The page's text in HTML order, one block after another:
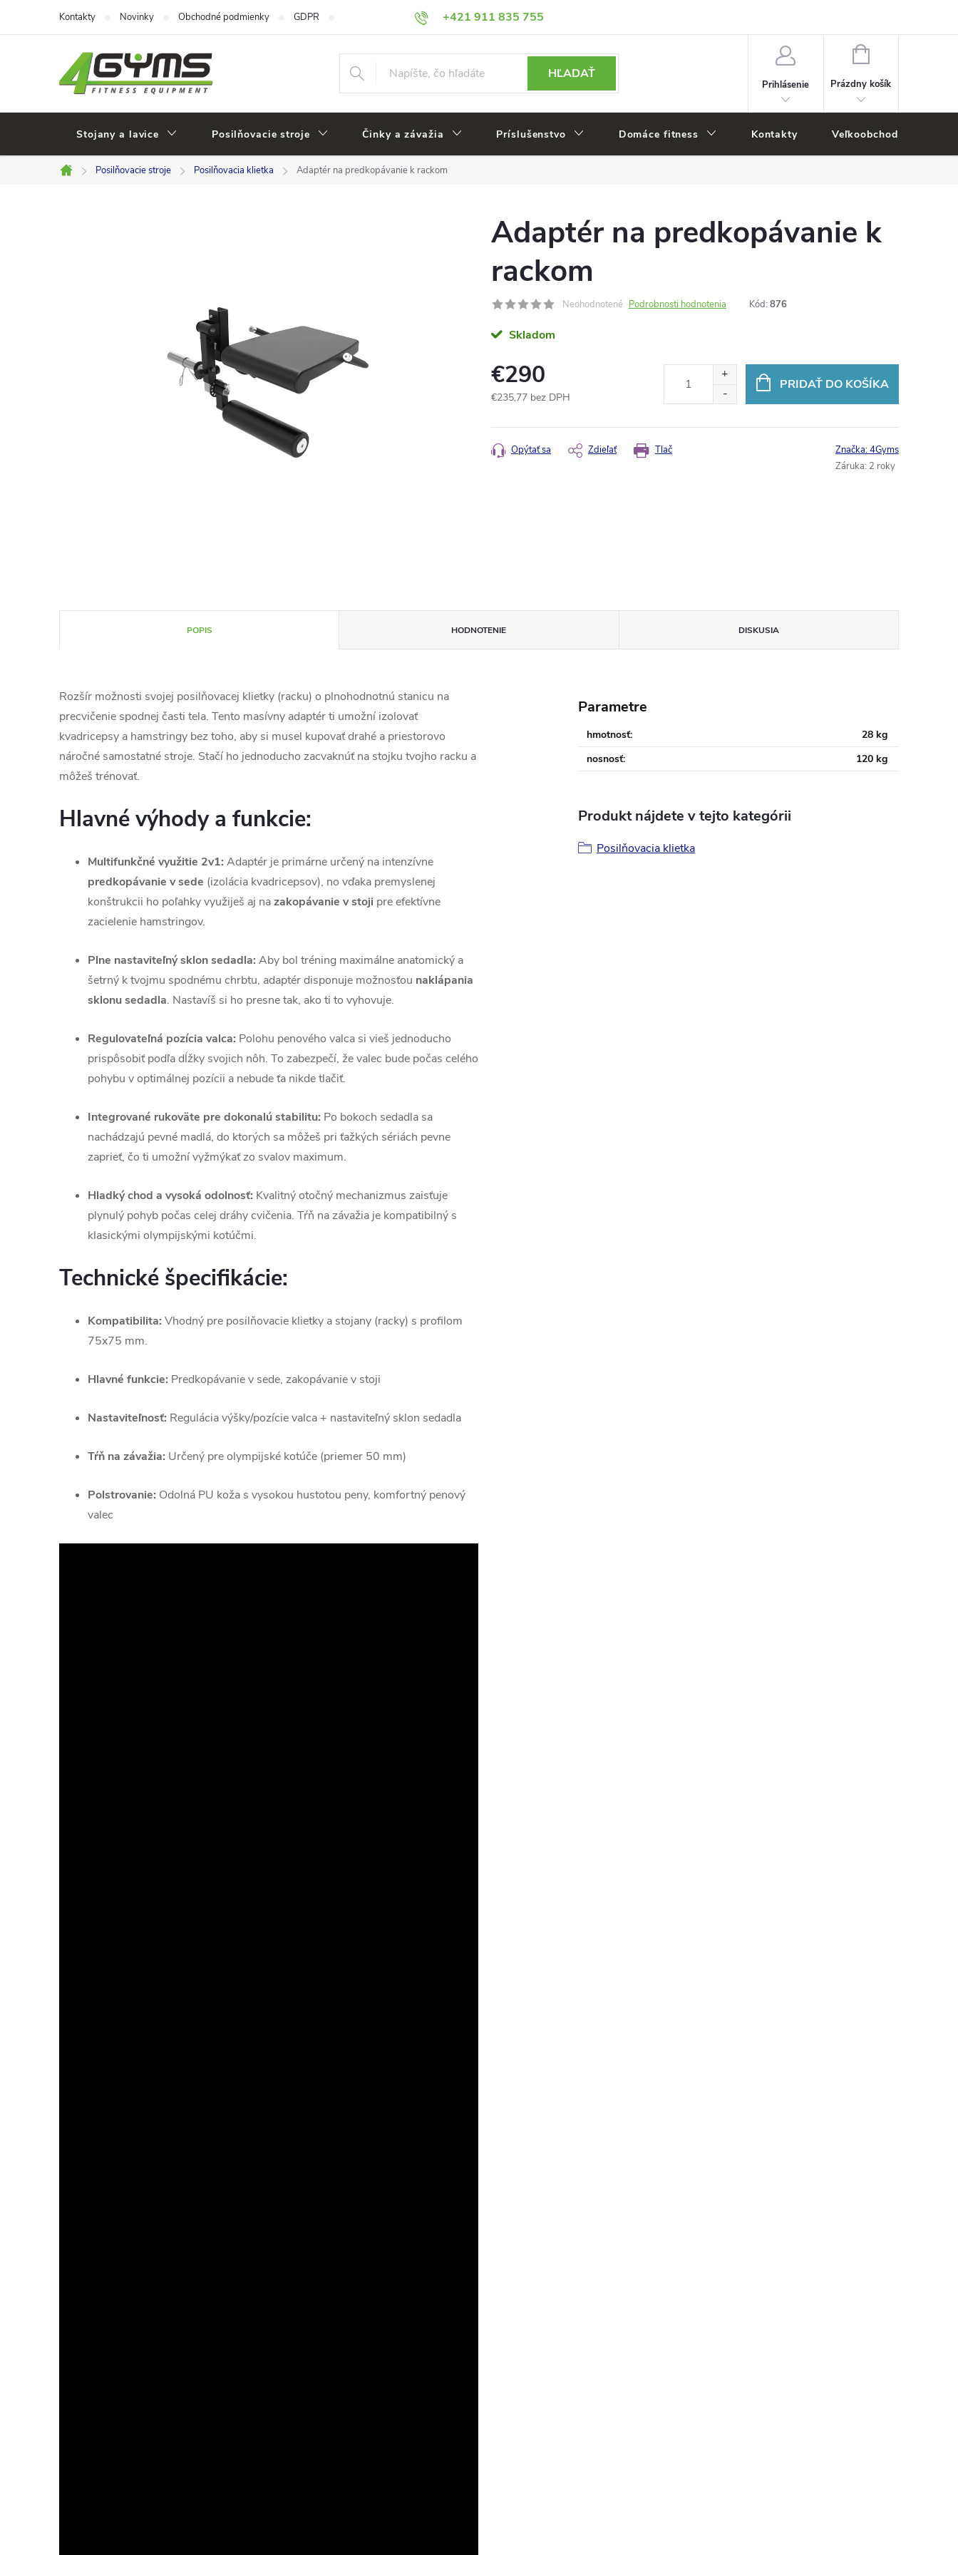
+421 911 835 755
Kontakty Novinky Obchodné podmienky GDPR Reklamácie
HĽADAŤ
Prihlásenie
NÁKUPNÝ
Prázdny košík
Stojany a lavice Posilňovacie stroje Činky a závažia Príslušenstvo Domáce fitness Kontakty Veľkoobchod
Domov
Posilňovacie stroje Posilňovacia klietka Adaptér na predkopávanie k rackom
Adaptér na predkopávanie k
rackom
Neohodnotené Podrobnosti hodnotenia Kód: 876
Skladom
€290
€235,77 bez DPH
cena:
PRIDAŤ DO KOŠÍKA
Tlač
Opýtať sa Zdieľať Značka:4Gyms
Záruka: 2 roky
POPIS HODNOTENIE DISKUSIA
Rozšír možnosti svojej posilňovacej klietky (racku) o plnohodnotnú stanicu na
precvičenie spodnej časti tela. Tento masívny adaptér ti umožní izolovať
kvadricepsy a hamstringy bez toho, aby si musel kupovať drahé a priestorovo
náročné samostatné stroje. Stačí ho jednoducho zacvaknúť na stojku tvojho racku a
môžeš trénovať.
Hlavné výhody a funkcie:
Multifunkčné využitie 2v1: Adaptér je primárne určený na intenzívne
predkopávanie v sede (izolácia kvadricepsov), no vďaka premyslenej
konštrukcii ho poľahky využiješ aj nazakopávanie v stoji pre efektívne
zacielenie hamstringov.
Plne nastaviteľný sklon sedadla: Aby bol tréning maximálne anatomický a
šetrný k tvojmu spodnému chrbtu, adaptér disponuje možnosťou naklápania
sklonu sedadla. Nastavíš si ho presne tak, ako ti to vyhovuje.
Regulovateľná pozícia valca: Polohu penového valca si vieš jednoducho
prispôsobiť podľa dĺžky svojich nôh. To zabezpečí, že valec bude počas celého
pohybu v optimálnej pozícii a nebude ťa nikde tlačiť.
Integrované rukoväte pre dokonalú stabilitu: Po bokoch sedadla sa
nachádzajú pevné madlá, do ktorých sa môžeš pri ťažkých sériách pevne
zaprieť, čo ti umožní vyžmýkať zo svalov maximum.
Hladký chod a vysoká odolnosť: Kvalitný otočný mechanizmus zaisťuje
plynulý pohyb počas celej dráhy cvičenia. Tŕň na závažia je kompatibilný s
klasickými olympijskými kotúčmi.
Technické špecifikácie:
Kompatibilita: Vhodný pre posilňovacie klietky a stojany (racky) s profilom
75x75 mm.
Hlavné funkcie: Predkopávanie v sede, zakopávanie v stoji
Nastaviteľnosť: Regulácia výšky/pozície valca + nastaviteľný sklon sedadla
Tŕň na závažia: Určený pre olympijské kotúče (priemer 50 mm)
Polstrovanie: Odolná PU koža s vysokou hustotou peny, komfortný penový
valec
Parametre
hmotnosť:
28 kg
nosnosť: 120 kg
Produkt nájdete v tejto kategórii
Posilňovacia klietka